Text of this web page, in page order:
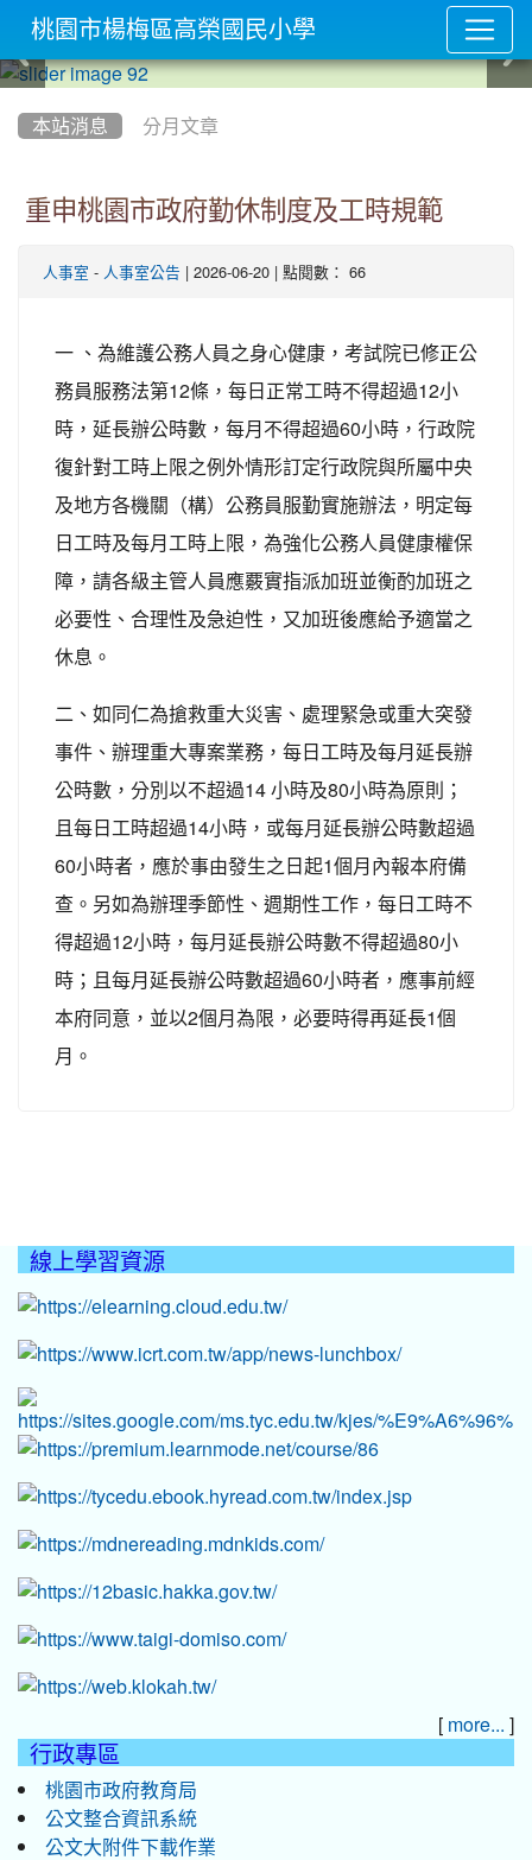
本站消息 分月文章
重申桃園市政府勤休制度及工時規範
人事室 - 人事室公告 | 2026-06-20 | 點閱數： 66
一 、為維護公務人員之身心健康，考試院已修正公
務員服務法第12條，每日正常工時不得超過12小
時，延長辦公時數，每月不得超過60小時，行政院
復針對工時上限之例外情形訂定行政院與所屬中央
及地方各機關（構）公務員服勤實施辦法，明定每
日工時及每月工時上限，為強化公務人員健康權保
障，請各級主管人員應覈實指派加班並衡酌加班之
必要性、合理性及急迫性，又加班後應給予適當之
休息。
二、如同仁為搶救重大災害、處理緊急或重大突發
事件、辦理重大專案業務，每日工時及每月延長辦
公時數，分別以不超過14 小時及80小時為原則；
且每日工時超過14小時，或每月延長辦公時數超過
60小時者，應於事由發生之日起1個月內報本府備
查。另如為辦理季節性、週期性工作，每日工時不
得超過12小時，每月延長辦公時數不得超過80小
時；且每月延長辦公時數超過60小時者，應事前經
本府同意，並以2個月為限，必要時得再延長1個
月。
線上學習資源
[ more... ]
行政專區
桃園市政府教育局
公文整合資訊系統
公文大附件下載作業
桃園市楊梅區高榮國民小學